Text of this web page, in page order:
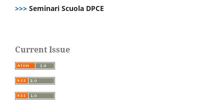
>>> Seminari Scuola DPCE
Current Issue